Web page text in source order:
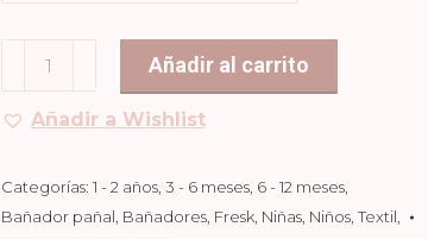
Bañador
Volante
cantidad
Añadir al carrito
Añadir a Wishlist
Categorías: 1 - 2 años 3 - 6 meses 6 - 12 meses
Bañador pañal Bañadores Fresk Niñas Niños Textil